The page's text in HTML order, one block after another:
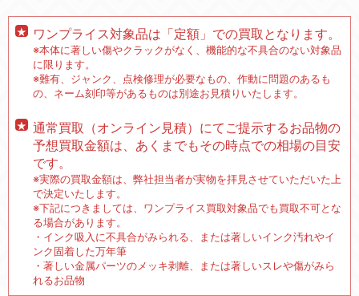
ワンプライス対象品は「定額」での買取となります。
※本体に著しい傷やクラックがなく、機能的な不具合のない対象品
に限ります。
※難有、ジャンク、点検修理が必要なもの、作動に問題のあるも
の、ネーム刻印等があるものは別途お見積りいたします。
通常買取（オンライン見積）にてご提示するお品物の
予想買取金額は、あくまでもその時点での相場の目安
です。
※実際の買取金額は、弊社担当者が実物を拝見させていただいた上
で決定いたします。
※下記につきましては、ワンプライス買取対象品でも買取不可とな
る場合があります。
・インク吸入に不具合がみられる、または著しいインク汚れやイ
ンク固着した万年筆
・著しい金属パーツのメッキ剥離、または著しいスレや傷がみら
れるお品物